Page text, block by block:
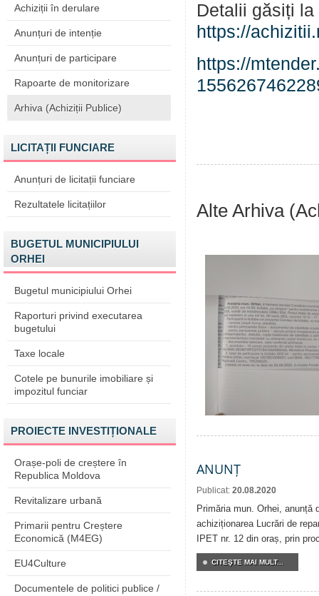
Achiziții în derulare
Anunțuri de intenție
Anunțuri de participare
Rapoarte de monitorizare
Arhiva (Achiziții Publice)
LICITAȚII FUNCIARE
Anunțuri de licitații funciare
Rezultatele licitațiilor
BUGETUL MUNICIPIULUI
ORHEI
Bugetul municipiului Orhei
Raporturi privind executarea
bugetului
Taxe locale
Cotele pe bunurile imobiliare și
impozitul funciar
PROIECTE INVESTIȚIONALE
Orașe-poli de creștere în
Republica Moldova
Revitalizare urbană
Primarii pentru Creștere
Economică (M4EG)
EU4Culture
Documentele de politici publice /
Detalii găsiți la
https://
https://
Alte Arhiva
ANUNȚ
Publicat: 20.08.2020
Primăria mun. Orhei, anunță
achiziționarea Lucrări de
IPET nr. 12 din oraș, prin
CITEŞTE MAI MULT...